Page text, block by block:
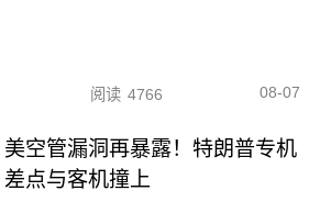
阅读 4766 08-07
美空管漏洞再暴露！特朗普专机
差点与客机撞上